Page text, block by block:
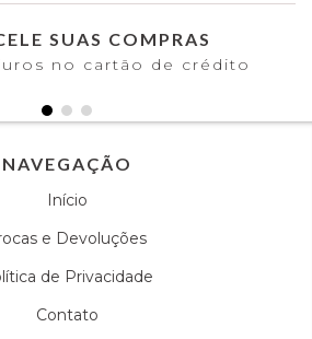
SUAS COMPRAS
no cartão de crédito
NAVEGAÇÃO
Início
e Devoluções
de Privacidade
Contato